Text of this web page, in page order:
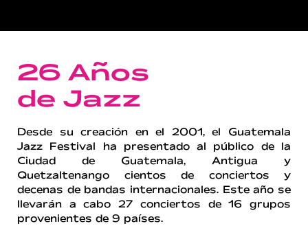
26 Años
de Jazz
Desde su creación en el 2001, el Guatemala
Jazz Festival ha presentado al público de la
Ciudad de Guatemala, Antigua y
Quetzaltenango cientos de conciertos y
decenas de bandas internacionales. Este año se
llevarán a cabo 27 conciertos de 16 grupos
provenientes de 9 países.